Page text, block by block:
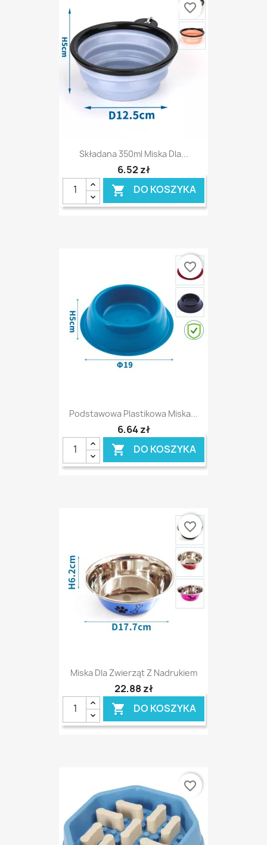
Składana 350ml Miska Dla...
6,52 zł
 DO KOSZYKA
favorite_border
Podstawowa Plastikowa Miska...
6,64 zł
 DO KOSZYKA
favorite_border
Miska Dla Zwierząt Z Nadrukiem
22,88 zł
 DO KOSZYKA
favorite_border
favorite_border